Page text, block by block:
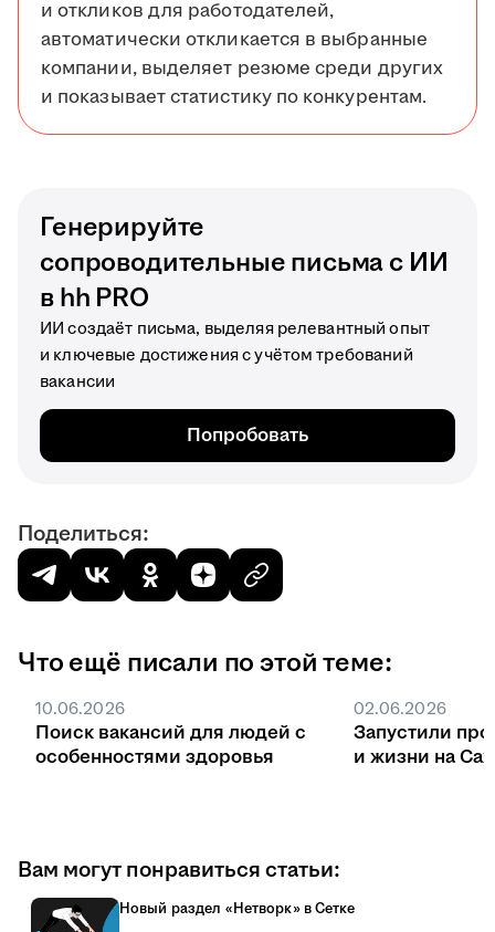
и откликов для работодателей,
автоматически откликается в выбранные
компании, выделяет резюме среди других
и показывает статистику по конкурентам.
Генерируйте
сопроводительные письма с ИИ
в hh PRO
ИИ создаёт письма, выделяя релевантный опыт
и ключевые достижения с учётом требований
вакансии
Попробовать
Поделиться:
Что ещё писали по этой теме:
10.06.2026
Поиск вакансий для людей с
особенностями здоровья
02.06.2026
Запустили
и жизни на
Вам могут понравиться статьи:
Новый раздел «Нетворк» в Сетке